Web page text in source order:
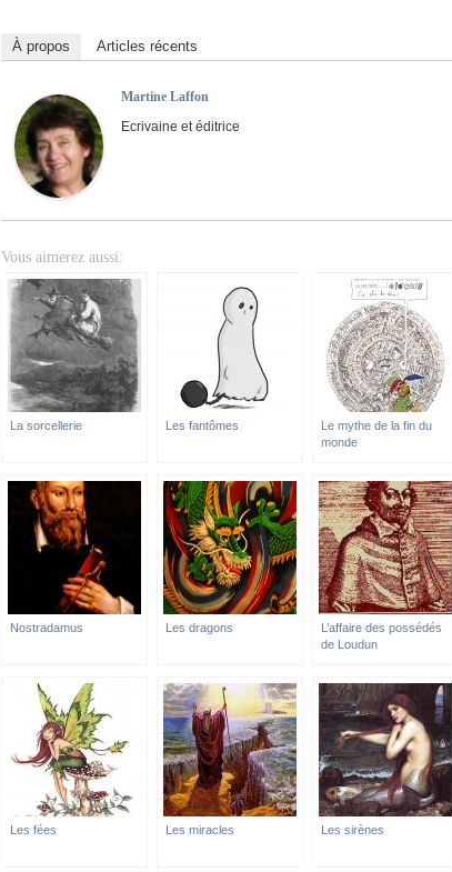
À propos Articles récents
Martine Laffon
Ecrivaine et éditrice
Vous aimerez aussi:
La sorcellerie Les fantômes
Le mythe de la fin du
monde
Nostradamus Les dragons
L’affaire des possédés
de Loudun
Les fées Les miracles Les sirènes